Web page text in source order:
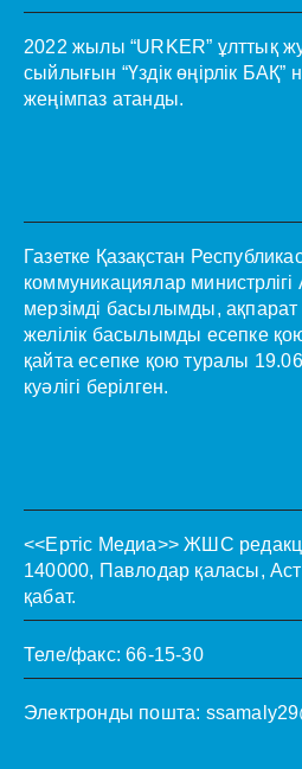
2022 жылы “URKER” ұлттық
сыйлығын “Үздік өңірлік
жеңімпаз атанды.
Газетке Қазақстан
коммуникациялар министрлігі
мерзімді басылымды, ақпарат
желілік басылымды есепке
қайта есепке қою туралы
куәлігі берілген.
<<Ертіс Медиа>> ЖШС
140000, Павлодар қаласы,
қабат.
Теле/факс: 66-15-30
Электронды пошта: